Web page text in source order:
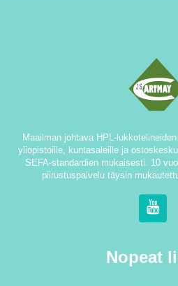
Maailman johtava HPL-
yliopistoille, kuntasaleille ja
SEFA-standardien mukaisesti. 10
piirustuspalvelu täysin
Nopeat